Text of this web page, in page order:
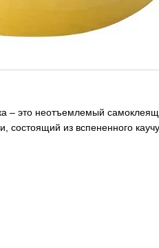
– это неотъемлемый
состоящий из вспененного